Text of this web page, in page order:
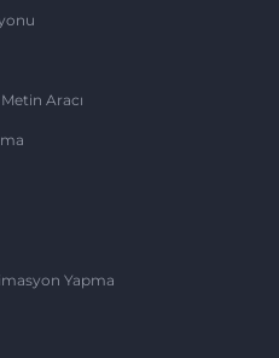
Aracı
Yapma